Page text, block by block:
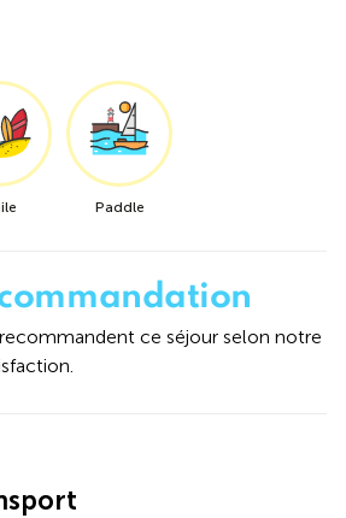
Paddle
ce séjour selon notre